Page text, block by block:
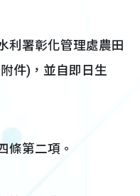
署彰化管理處農田
件)，並自即日生
第二項。